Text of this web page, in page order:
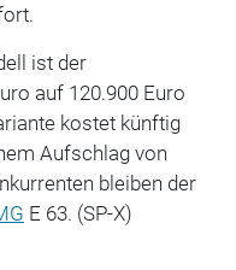
ist der
auf 120.900 Euro
kostet künftig
Aufschlag von
bleiben der
E 63. (SP-X)